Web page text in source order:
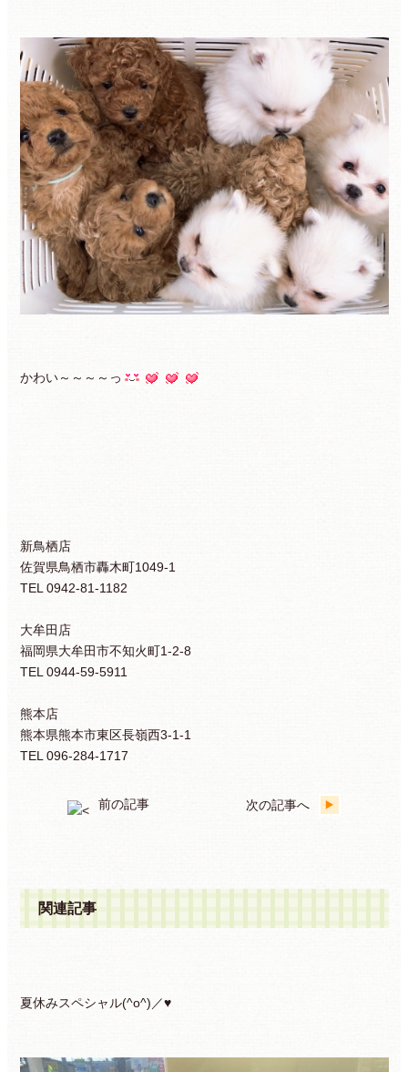
かわい～～～～っ
新鳥栖店
佐賀県鳥栖市轟木町1049-1
TEL 0942-81-1182
大牟田店
福岡県大牟田市不知火町1-2-8
TEL 0944-59-5911
熊本店
熊本県熊本市東区長嶺西3-1-1
TEL 096-284-1717
前の記事 次の記事へ
関連記事
夏休みスペシャル(^o^)／♥